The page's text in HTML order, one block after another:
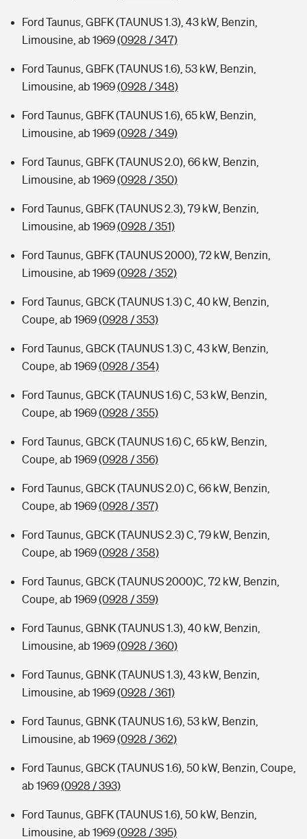
Ford Taunus, GBFK (TAUNUS 1.3), 43 kW, Benzin,
Limousine, ab 1969(0928 / 347)
Ford Taunus, GBFK (TAUNUS 1.6), 53 kW, Benzin,
Limousine, ab 1969(0928 / 348)
Ford Taunus, GBFK (TAUNUS 1.6), 65 kW, Benzin,
Limousine, ab 1969(0928 / 349)
Ford Taunus, GBFK (TAUNUS 2.0), 66 kW, Benzin,
Limousine, ab 1969(0928 / 350)
Ford Taunus, GBFK (TAUNUS 2.3), 79 kW, Benzin,
Limousine, ab 1969(0928 / 351)
Ford Taunus, GBFK (TAUNUS 2000), 72 kW, Benzin,
Limousine, ab 1969(0928 / 352)
Ford Taunus, GBCK (TAUNUS 1.3) C, 40 kW, Benzin,
Coupe, ab 1969(0928 / 353)
Ford Taunus, GBCK (TAUNUS 1.3) C, 43 kW, Benzin,
Coupe, ab 1969(0928 / 354)
Ford Taunus, GBCK (TAUNUS 1.6) C, 53 kW, Benzin,
Coupe, ab 1969(0928 / 355)
Ford Taunus, GBCK (TAUNUS 1.6) C, 65 kW, Benzin,
Coupe, ab 1969(0928 / 356)
Ford Taunus, GBCK (TAUNUS 2.0) C, 66 kW, Benzin,
Coupe, ab 1969(0928 / 357)
Ford Taunus, GBCK (TAUNUS 2.3) C, 79 kW, Benzin,
Coupe, ab 1969(0928 / 358)
Ford Taunus, GBCK (TAUNUS 2000)C, 72 kW, Benzin,
Coupe, ab 1969(0928 / 359)
Ford Taunus, GBNK (TAUNUS 1.3), 40 kW, Benzin,
Limousine, ab 1969(0928 / 360)
Ford Taunus, GBNK (TAUNUS 1.3), 43 kW, Benzin,
Limousine, ab 1969(0928 / 361)
Ford Taunus, GBNK (TAUNUS 1.6), 53 kW, Benzin,
Limousine, ab 1969(0928 / 362)
Ford Taunus, GBCK (TAUNUS 1.6), 50 kW, Benzin, Coupe,
ab 1969(0928 / 393)
Ford Taunus, GBFK (TAUNUS 1.6), 50 kW, Benzin,
Limousine, ab 1969(0928 / 395)